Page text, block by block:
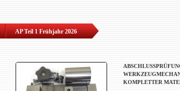
AP Teil 1 Frühjahr 2026
KOMPLETTER